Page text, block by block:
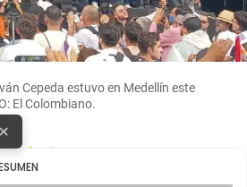
Cepeda estuvo en Medellín este
El Colombiano.
×